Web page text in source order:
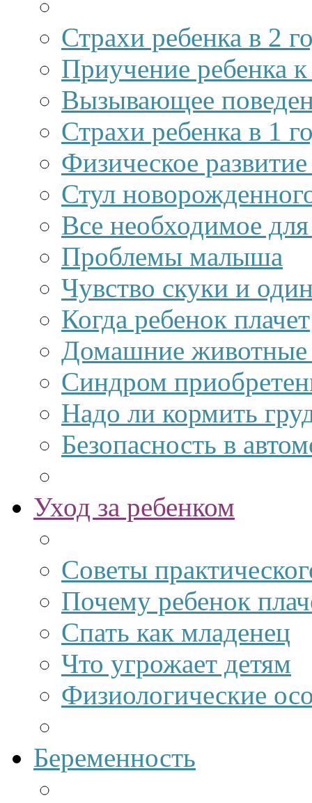
Страхи ребенка в 2
Приучение ребенка
Вызывающее
Страхи ребенка в 1
Физическое
Стул
Все необходимое
Проблемы малыша
Чувство скуки и
Когда ребенок плачет
Домашние животные
Синдром
Надо ли кормить
Безопасность в
Уход за ребенком
Советы
Почему ребенок
Спать как младенец
Что угрожает детям
Физиологические
Беременность